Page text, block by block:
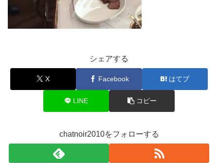
シェアする
X Facebook はてブ
LINE コピー
chatnoir2010をフォローする